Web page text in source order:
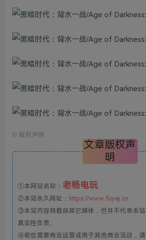
© 版权声明
文章版权声
明
①本网站名称： 老杨电玩
②本站永久网址： https://www.fuyej.cn
③本站内容转载自其它媒体，但并不代表本
真实性负责。
④若您需要商业运营或用于其他商业活动，